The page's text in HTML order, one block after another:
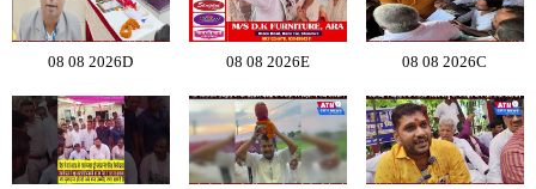
08 08 2026D 08 08 2026E 08 08 2026C